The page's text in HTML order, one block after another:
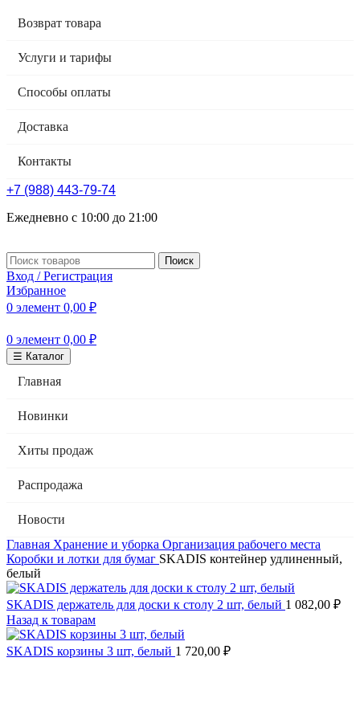
Возврат товара
Услуги и тарифы
Способы оплаты
Доставка
Контакты
+7 (988) 443-79-74
Ежедневно с 10:00 до 21:00
Поиск
Вход / Регистрация
Избранное
0 элемент 0,00 ₽
0 элемент 0,00 ₽
☰ Каталог
Главная
Новинки
Хиты продаж
Распродажа
Новости
Главная Хранение и уборка Организация рабочего места
Коробки и лотки для бумаг SKADIS контейнер удлиненный,
белый
SKADIS держатель для доски к столу 2 шт, белый 1 082,00 ₽
Назад к товарам
SKADIS корзины 3 шт, белый 1 720,00 ₽